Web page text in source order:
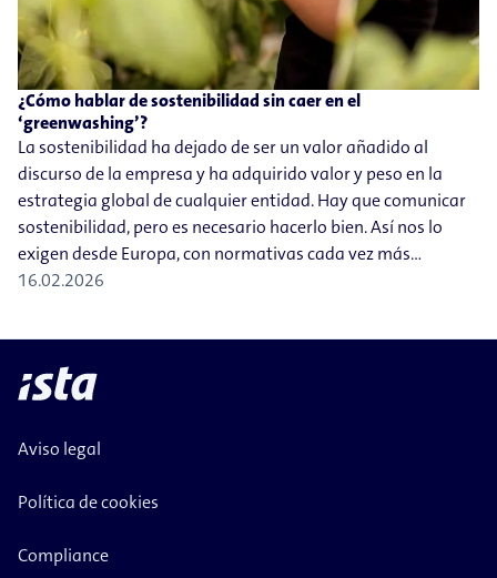
¿Cómo hablar de sostenibilidad sin caer en el
‘greenwashing’?
La sostenibilidad ha dejado de ser un valor añadido al
discurso de la empresa y ha adquirido valor y peso en la
estrategia global de cualquier entidad. Hay que comunicar
sostenibilidad, pero es necesario hacerlo bien. Así nos lo
exigen desde Europa, con normativas cada vez más…
16.02.2026
Aviso legal
Política de cookies
Compliance